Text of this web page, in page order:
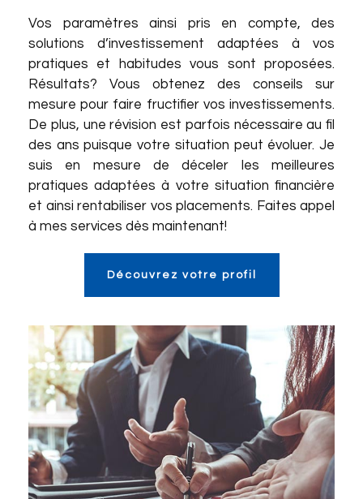
Vos paramètres ainsi pris en compte, des
solutions d’investissement adaptées à vos
pratiques et habitudes vous sont proposées.
Résultats? Vous obtenez des conseils sur
mesure pour faire fructifier vos investissements.
De plus, une révision est parfois nécessaire au fil
des ans puisque votre situation peut évoluer. Je
suis en mesure de déceler les meilleures
pratiques adaptées à votre situation financière
et ainsi rentabiliser vos placements. Faites appel
à mes services dès maintenant!
Découvrez votre profil